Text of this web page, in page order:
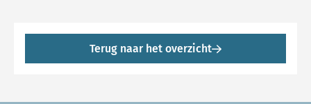
Terug naar het overzicht